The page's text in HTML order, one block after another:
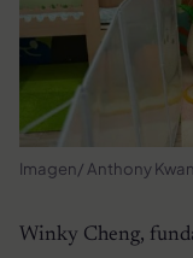
Imagen/ Anthony Kwan
Winky Cheng,